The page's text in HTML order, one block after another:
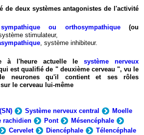
de deux systèmes antagonistes de l'activité
ou orthosympathique(ou
stimulateur,
, système inhibiteur.
à l'heure actuelle le système nerveux
est qualifié de " deuxième cerveau ", vu le
neurones qu'il contient et ses rôles
le cerveau lui-même
Système nerveux central
Moelle
rachidien Pont
Mésencéphale
Cervelet Diencéphale
Télencéphale